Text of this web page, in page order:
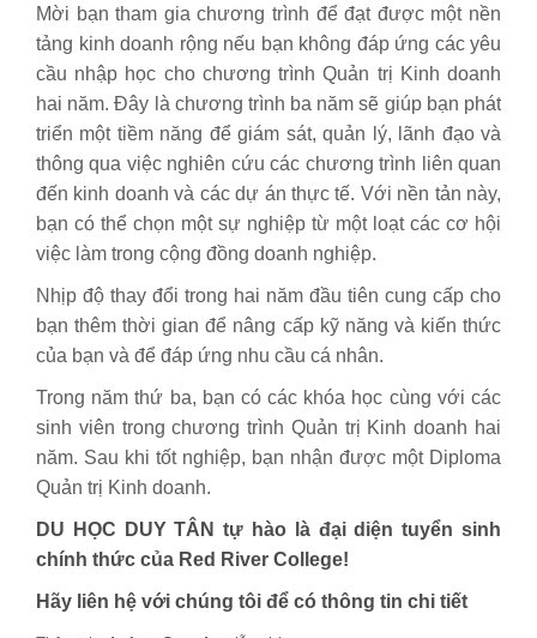
Mời bạn tham gia chương trình để đạt được một nền
tảng kinh doanh rộng nếu bạn không đáp ứng các yêu
cầu nhập học cho chương trình Quản trị Kinh doanh
hai năm. Đây là chương trình ba năm sẽ giúp bạn phát
triển một tiềm năng để giám sát, quản lý, lãnh đạo và
thông qua việc nghiên cứu các chương trình liên quan
đến kinh doanh và các dự án thực tế. Với nền tản này,
bạn có thể chọn một sự nghiệp từ một loạt các cơ hội
việc làm trong cộng đồng doanh nghiệp.
Nhịp độ thay đổi trong hai năm đầu tiên cung cấp cho
bạn thêm thời gian để nâng cấp kỹ năng và kiến thức
của bạn và để đáp ứng nhu cầu cá nhân.
Trong năm thứ ba, bạn có các khóa học cùng với các
sinh viên trong chương trình Quản trị Kinh doanh hai
năm. Sau khi tốt nghiệp, bạn nhận được một Diploma
Quản trị Kinh doanh.
DU HỌC DUY TÂN tự hào là đại diện tuyển sinh
chính thức của Red River College!
Hãy liên hệ với chúng tôi để có thông tin chi tiết